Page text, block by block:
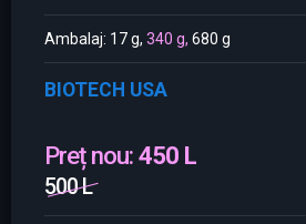
Ambalaj: 17 g, 340 g, 680 g
BIOTECH USA
Preț nou:450 L
500 L